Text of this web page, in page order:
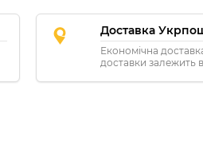
Доставка
Економічна
доставки залежить